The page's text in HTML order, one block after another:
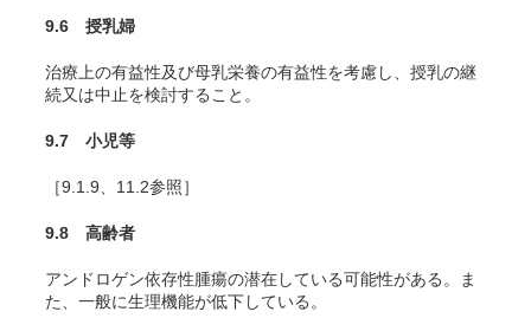
9.6 授乳婦
治療上の有益性及び母乳栄養の有益性を考慮し、授乳の継
続又は中止を検討すること。
9.7 小児等
［9.1.9、11.2参照］
9.8 高齢者
アンドロゲン依存性腫瘍の潜在している可能性がある。ま
た、一般に生理機能が低下している。